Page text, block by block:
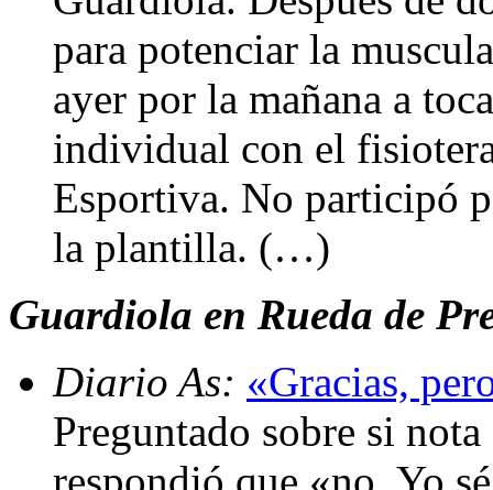
para potenciar la
ayer por la mañana a
individual con el
Esportiva. No participó
la plantilla. (…)
Guardiola en Rueda de
Diario As: «Gracias,
Preguntado sobre si
respondió que «no. Yo